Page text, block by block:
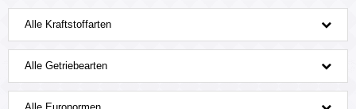
Alle Kraftstoffarten
Alle Getriebearten